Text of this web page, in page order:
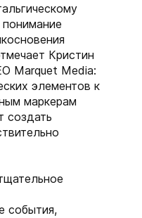
Кристин
Marquet Media:
элементов к
маркерам
создать
события,